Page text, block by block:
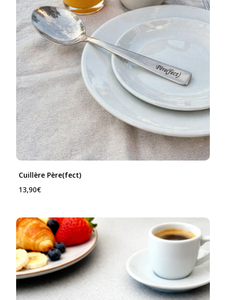
Cuillère Père(fect)
13,90€